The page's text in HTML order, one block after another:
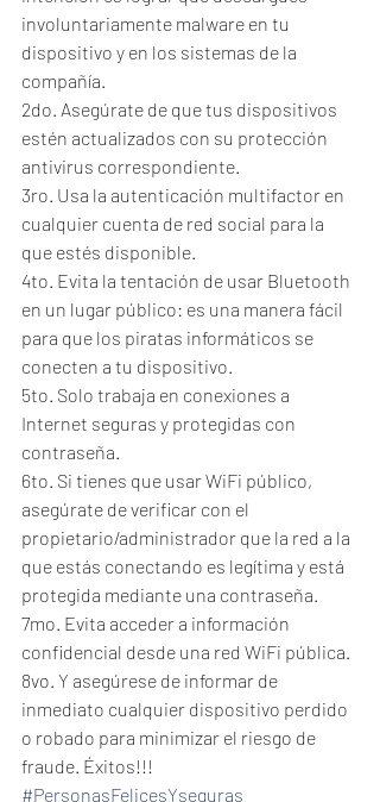
involuntariamente malware en tu
dispositivo y en los sistemas de la
compañía.
2do. Asegúrate de que tus dispositivos
estén actualizados con su protección
antivirus correspondiente.
3ro. Usa la autenticación multifactor en
cualquier cuenta de red social para la
que estés disponible.
4to. Evita la tentación de usar Bluetooth
en un lugar público: es una manera fácil
para que los piratas informáticos se
conecten a tu dispositivo.
5to. Solo trabaja en conexiones a
Internet seguras y protegidas con
contraseña.
6to. Si tienes que usar WiFi público,
asegúrate de verificar con el
propietario/administrador que la red a la
que estás conectando es legítima y está
protegida mediante una contraseña.
7mo. Evita acceder a información
confidencial desde una red WiFi pública.
8vo. Y asegúrese de informar de
inmediato cualquier dispositivo perdido
o robado para minimizar el riesgo de
fraude. Éxitos!!!
#PersonasFelicesYseguras